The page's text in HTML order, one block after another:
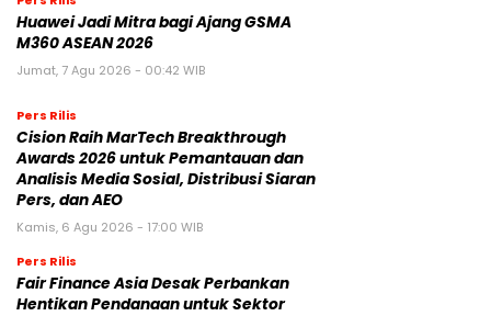
Jumat, 7 Agu 2026 - 04:14 WIB
Pers Rilis
Huawei Jadi Mitra bagi Ajang GSMA
Jumat, 7 Agu 2026 - 00:42 WIB
Pers Rilis
Cision Raih MarTech Breakthrough
Awards 2026 untuk Pemantauan dan
Analisis Media Sosial, Distribusi Siaran
Kamis, 6 Agu 2026 - 17:00 WIB
Pers Rilis